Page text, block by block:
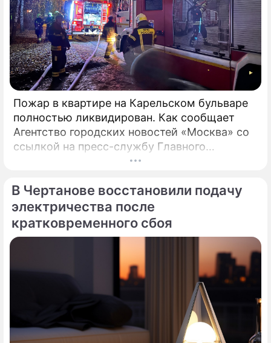
Пожар в квартире на Карельском бульваре
полностью ликвидирован. Как сообщает
Агентство городских новостей «Москва» со
ссылкой на пресс-службу Главного
управления МЧС России по столице,
В Чертанове восстановили подачу
электричества после
кратковременного сбоя